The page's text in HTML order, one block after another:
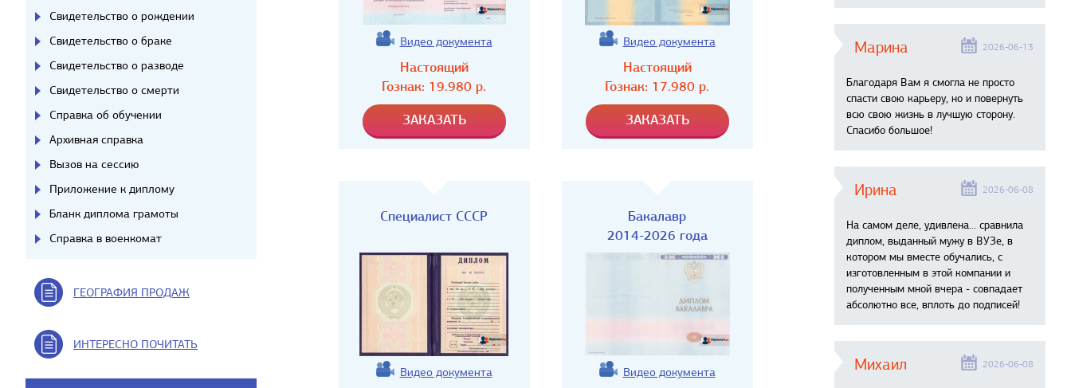
Видео документа
Настоящий
Гознак: 19.980 р.
Видео документа
Настоящий
Гознак: 17.980 р.
Специалист СССР
Видео документа
Бакалавр
2014-2026 года
Видео документа
Свидетельство о рождении
Свидетельство о браке
Свидетельство о разводе
Свидетельство о смерти
Справка об обучении
Архивная справка
Вызов на сессию
Приложение к диплому
Бланк диплома грамоты
Справка в военкомат
ГЕОГРАФИЯ ПРОДАЖ
ИНТЕРЕСНО ПОЧИТАТЬ
Марина 2026-06-13
Благодаря Вам я смогла не просто
спасти свою карьеру, но и повернуть
всю свою жизнь в лучшую сторону.
Спасибо большое!
Ирина 2026-06-08
На самом деле, удивлена… сравнила
диплом, выданный мужу в ВУЗе, в
котором мы вместе обучались, с
изготовленным в этой компании и
полученным мной вчера - совпадает
абсолютно все, вплоть до подписей!
Михаил 2026-06-08